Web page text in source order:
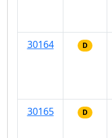
30164
D
30165
D